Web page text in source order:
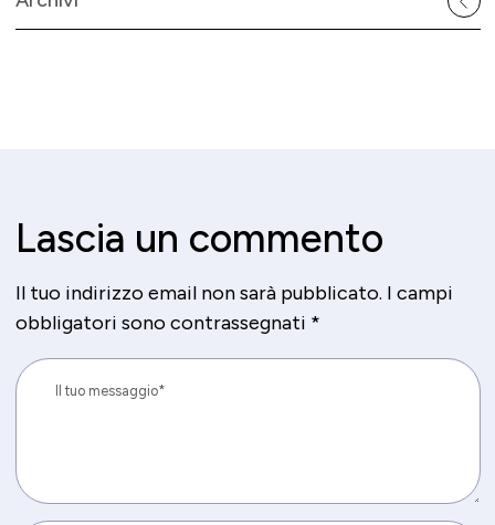
Lascia un commento
Il tuo indirizzo email non sarà pubblicato. I campi
obbligatori sono contrassegnati *